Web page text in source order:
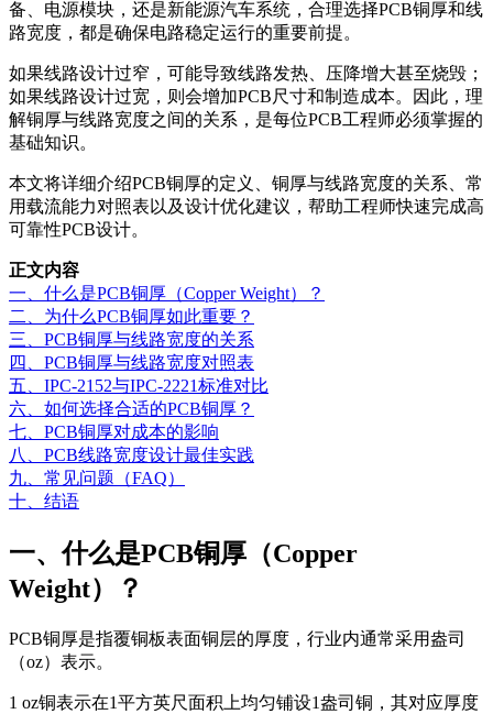
备、电源模块，还是新能源汽车系统，合理选择PCB铜厚和线
路宽度，都是确保电路稳定运行的重要前提。
如果线路设计过窄，可能导致线路发热、压降增大甚至烧毁；
如果线路设计过宽，则会增加PCB尺寸和制造成本。因此，理
解铜厚与线路宽度之间的关系，是每位PCB工程师必须掌握的
基础知识。
本文将详细介绍PCB铜厚的定义、铜厚与线路宽度的关系、常
用载流能力对照表以及设计优化建议，帮助工程师快速完成高
可靠性PCB设计。
正文内容
一、什么是PCB铜厚（Copper Weight）？
二、为什么PCB铜厚如此重要？
三、PCB铜厚与线路宽度的关系
四、PCB铜厚与线路宽度对照表
五、IPC-2152与IPC-2221标准对比
六、如何选择合适的PCB铜厚？
七、PCB铜厚对成本的影响
八、PCB线路宽度设计最佳实践
九、常见问题（FAQ）
十、结语
一、什么是PCB铜厚（Copper
Weight）？
PCB铜厚是指覆铜板表面铜层的厚度，行业内通常采用盎司
（oz）表示。
1 oz铜表示在1平方英尺面积上均匀铺设1盎司铜，其对应厚度